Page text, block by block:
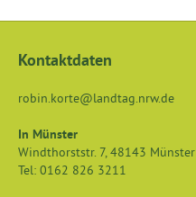
Kontaktdaten
robin.korte@landtag.nrw.de
In Münster
Windthorststr. 7,48143 Münster
Tel: 0162 826 3211